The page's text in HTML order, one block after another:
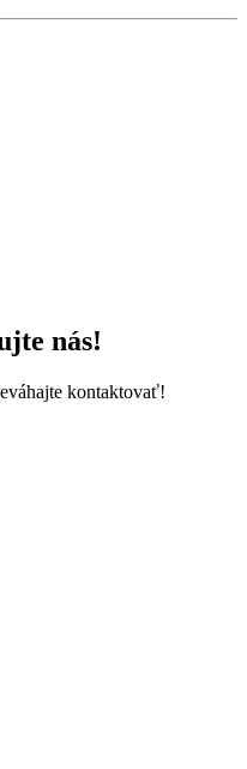
nás!
kontaktovať!